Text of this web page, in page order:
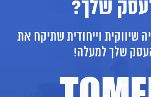
שלך?
שיווקית וייחודית שתיקח את
שלך למעלה!